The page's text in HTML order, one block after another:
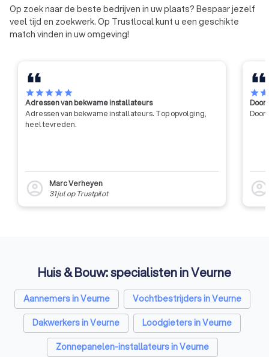
Op zoek naar de beste bedrijven in uw plaats? Bespaar jezelf
veel tijd en zoekwerk. Op Trustlocal kunt u een geschikte
match vinden in uw omgeving!
starstarstarstarstar
Adressen van bekwame installateurs
Adressen van bekwame installateurs. Top opvolging,
heel tevreden.
account_circle
Marc Verheyen
31 julop Trustpilot
starstar
Door
Door
account_circle
Huis & Bouw: specialisten in Veurne
Aannemers in Veurne
Vochtbestrijders in Veurne
Dakwerkers in Veurne
Loodgieters in Veurne
Zonnepanelen-installateurs in Veurne